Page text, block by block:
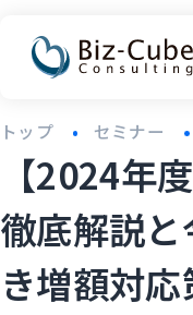
トップ セミナー
【2024年
徹底解説
き増額対